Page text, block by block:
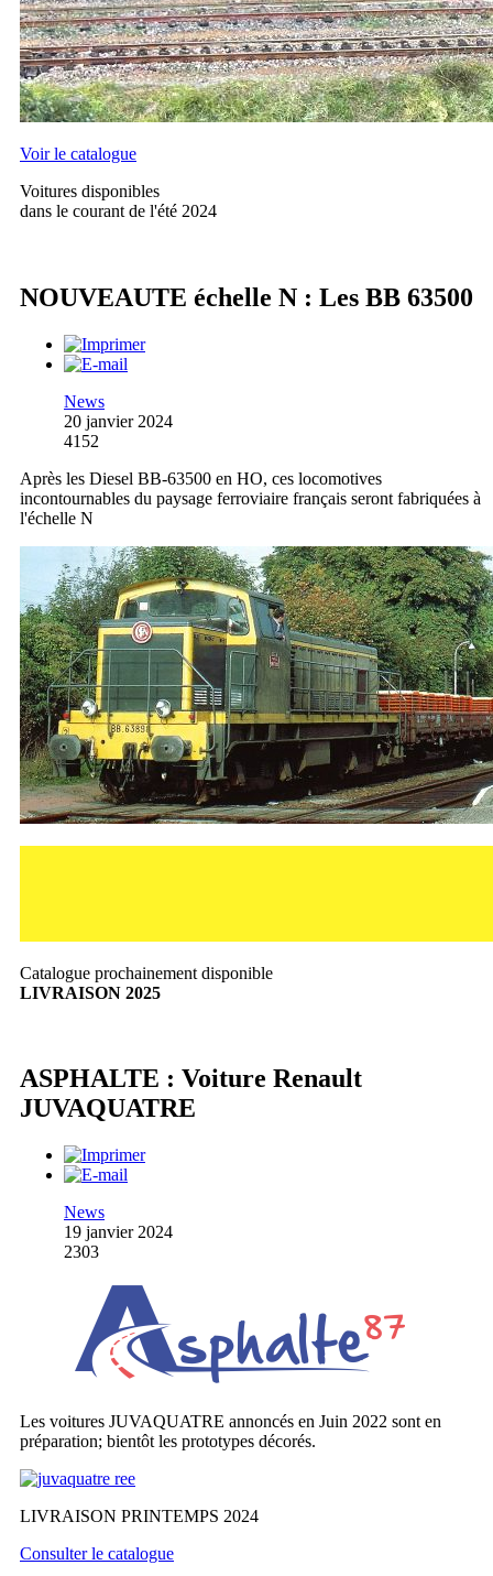
Voir le catalogue
Voitures disponibles
dans le courant de l'été 2024
NOUVEAUTE échelle N : Les BB 63500
News
20 janvier 2024
4152
Après les Diesel BB-63500 en HO, ces locomotives
incontournables du paysage ferroviaire français seront fabriquées à
l'échelle N
Catalogue prochainement disponible
LIVRAISON 2025
ASPHALTE : Voiture Renault
JUVAQUATRE
News
19 janvier 2024
2303
Les voitures JUVAQUATRE annoncés en Juin 2022 sont en
préparation; bientôt les prototypes décorés.
LIVRAISON PRINTEMPS 2024
Consulter le catalogue